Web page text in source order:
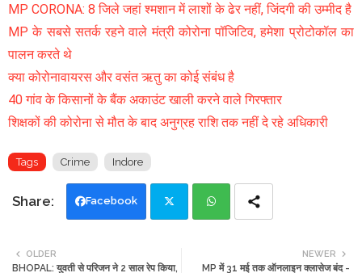
MP CORONA: 8 जिले जहां श्मशान में लाशों के ढेर नहीं, जिंदगी की उम्मीद है
MP के सबसे सतर्क रहने वाले मंत्री कोरोना पॉजिटिव, हमेशा प्रोटोकॉल का
पालन करते थे
क्या कोरोनावायरस और वसंत ऋतु का कोई संबंध है
40 गांव के किसानों के बैंक अकाउंट खाली करने वाले गिरफ्तार
शिक्षकों की कोरोना से मौत के बाद अनुग्रह राशि तक नहीं दे रहे अधिकारी
Tags Crime Indore
Facebook
tte ats
NEWER
MP में 31 मई तक ऑनलाइन क्लासेज बंद -
OLDER
BHOPAL: युवती से परिजन ने 2 साल रेप किया,